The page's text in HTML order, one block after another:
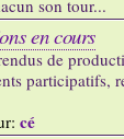
son tour...
en cours
de
participatifs,
cé